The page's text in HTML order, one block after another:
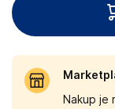
Nakup je